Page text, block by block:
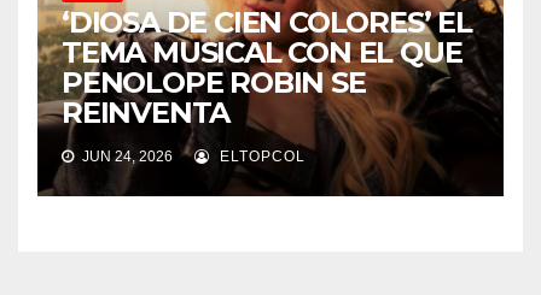
‘DIOSA DE CIEN COLORES’ EL
TEMA MUSICAL CON EL QUE
PENOLOPE ROBIN SE
REINVENTA
JUN 24, 2026 ELTOPCOL